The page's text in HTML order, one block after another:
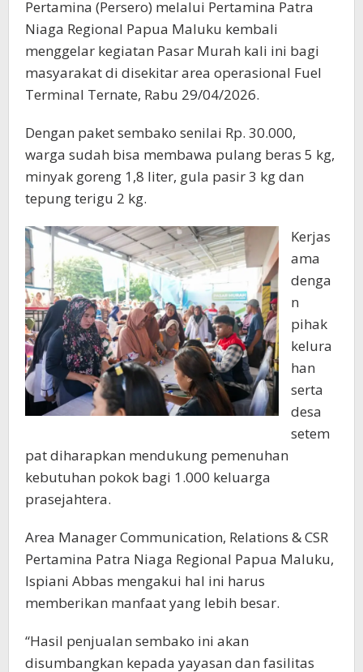
Pertamina (Persero) melalui Pertamina Patra
Niaga Regional Papua Maluku kembali
menggelar kegiatan Pasar Murah kali ini bagi
masyarakat di disekitar area operasional Fuel
Terminal Ternate, Rabu 29/04/2026.
Dengan paket sembako senilai Rp. 30.000,
warga sudah bisa membawa pulang beras 5 kg,
minyak goreng 1,8 liter, gula pasir 3 kg dan
tepung terigu 2 kg.
Kerjas
ama
denga
n
pihak
kelura
han
serta
desa
setem
pat diharapkan mendukung pemenuhan
kebutuhan pokok bagi 1.000 keluarga
prasejahtera.
Area Manager Communication, Relations & CSR
Pertamina Patra Niaga Regional Papua Maluku,
Ispiani Abbas mengakui hal ini harus
memberikan manfaat yang lebih besar.
“Hasil penjualan sembako ini akan
disumbangkan kepada yayasan dan fasilitas